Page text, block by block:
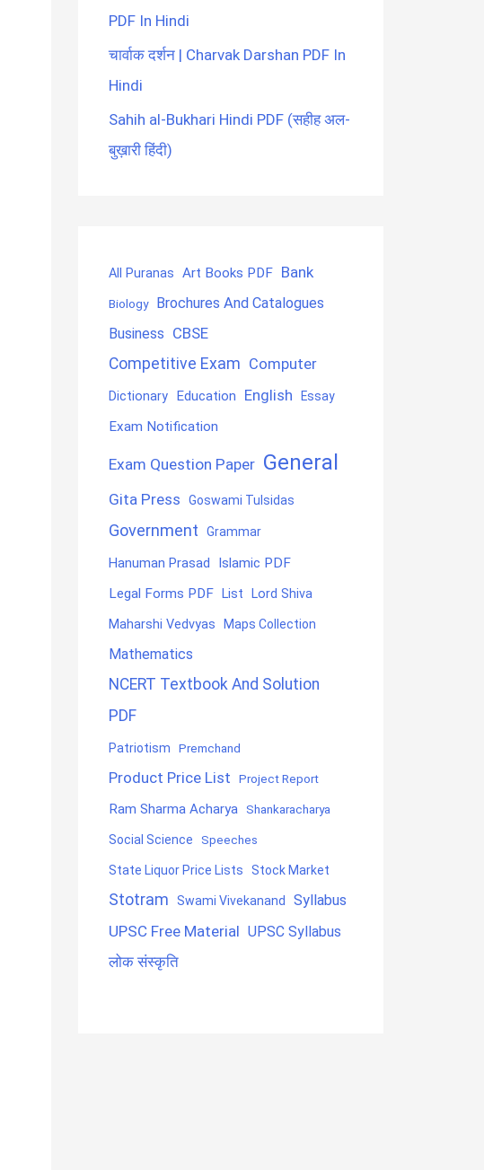
PDF In Hindi
चार्वाक दर्शन | Charvak Darshan PDF In
Hindi
Sahih al-Bukhari Hindi PDF (सहीह अल-
बुख़ारी हिंदी)
All Puranas Art Books PDF Bank
Biology
Brochures And Catalogues
Business CBSE
Competitive Exam Computer
Dictionary Education English Essay
Exam Notification
Exam Question Paper General
Gita Press Goswami Tulsidas
Government Grammar
Hanuman Prasad
Islamic PDF
Legal Forms PDF List Lord Shiva
Maharshi Vedvyas Maps Collection
Mathematics
NCERT Textbook And Solution
PDF
Patriotism Premchand
Product Price List Project Report
Ram Sharma Acharya Shankaracharya
Social Science Speeches
State Liquor Price Lists Stock Market
Stotram Swami Vivekanand Syllabus
UPSC Free Material UPSC Syllabus
लोक संस्कृति